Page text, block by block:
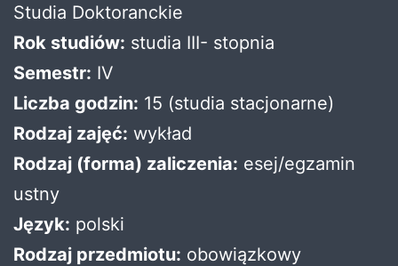
Studia Doktoranckie
Rok studiów: studia III- stopnia
Semestr: IV
Liczba godzin: 15 (studia stacjonarne)
Rodzaj zajęć: wykład
Rodzaj (forma) zaliczenia: esej/egzamin
ustny
Język: polski
Rodzaj przedmiotu: obowiązkowy